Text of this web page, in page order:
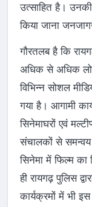
उत्साहित है।
किया जाना
गौरतलब है कि
अधिक से अधिक
विभिन्न सोशल
गया है। आगामी
सिनेमाघरों एवं
संचालकों से समन्वय
सिनेमा में फिल्म
ही रायगढ़ पुलिस
कार्यक्रमों में भी